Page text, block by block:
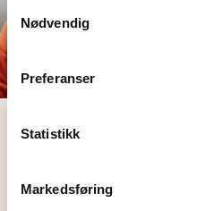
Nødvendig
Preferanser
Statistikk
Markedsføring
Få hjelp på telefon,
chat eller video